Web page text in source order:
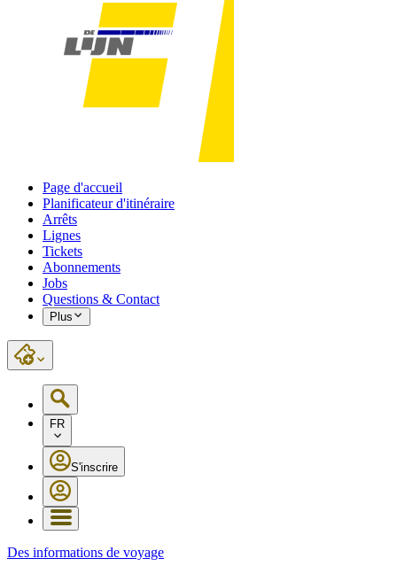
Page d'accueil
Planificateur d'itinéraire
Arrêts
Lignes
Tickets
Abonnements
Jobs
Questions & Contact
Plus
FR
S'inscrire
Des informations de voyage